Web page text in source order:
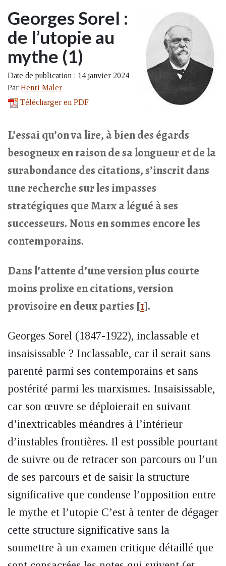
Georges Sorel :
de l’utopie au
mythe (1)
Date de publication : 14 janvier 2024
Par Henri Maler
Télécharger en PDF
L’essai qu’on va lire, à bien des égards
besogneux en raison de sa longueur et de la
surabondance des citations, s’inscrit dans
une recherche sur les impasses
stratégiques que Marx a légué à ses
successeurs. Nous en sommes encore les
contemporains.
Dans l’attente d’une version plus courte
moins prolixe en citations, version
provisoire en deux parties [1].
Georges Sorel (1847-1922), inclassable et
insaisissable ? Inclassable, car il serait sans
parenté parmi ses contemporains et sans
postérité parmi les marxismes. Insaisissable,
car son œuvre se déploierait en suivant
d’inextricables méandres à l’intérieur
d’instables frontières. Il est possible pourtant
de suivre ou de retracer son parcours ou l’un
de ses parcours et de saisir la structure
significative que condense l’opposition entre
le mythe et l’utopie C’est à tenter de dégager
cette structure significative sans la
soumettre à un examen critique détaillé que